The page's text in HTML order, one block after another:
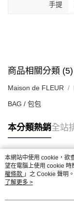
手提
商品相關分類 (5)
Maison de FLEUR
BAG / 包包
本分類熱銷全站
熱門標籤
本網站中使用 cookie，欲
望在電腦上使用 cookie 時
權條款 」之 Cookie 聲明
用條款之 Cookie 聲明使用
了解更多 >